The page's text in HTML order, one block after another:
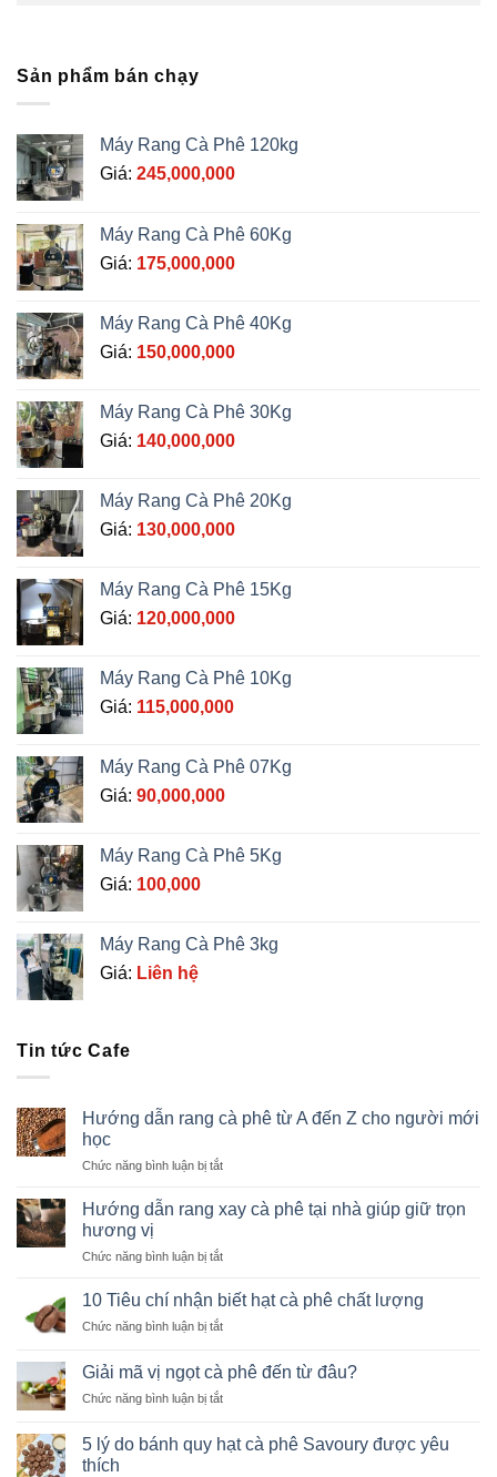
Sản phẩm bán chạy
Máy Rang Cà Phê 120kg
Giá: 245,000,000
Máy Rang Cà Phê 60Kg
Giá: 175,000,000
Máy Rang Cà Phê 40Kg
Giá: 150,000,000
Máy Rang Cà Phê 30Kg
Giá: 140,000,000
Máy Rang Cà Phê 20Kg
Giá: 130,000,000
Máy Rang Cà Phê 15Kg
Giá: 120,000,000
Máy Rang Cà Phê 10Kg
Giá: 115,000,000
Máy Rang Cà Phê 07Kg
Giá: 90,000,000
Máy Rang Cà Phê 5Kg
Giá: 100,000
Máy Rang Cà Phê 3kg
Giá: Liên hệ
Tin tức Cafe
Hướng dẫn rang cà phê từ A đến Z cho người mới
học
Chức năng bình luận bị tắtở
rang
phê
A
Z
người
Hướng dẫn rang xay cà phê tại nhà giúp giữ trọn
hương vị
Chức năng bình luận bị tắtở
dẫn
xay
phê
nhà
giữ
10 Tiêu chí nhận biết hạt cà phê chất lượng
Chức năng bình luận bị tắtở
Tiêu
chí
nhận
hạt
cà
Giải mã vị ngọt cà phê đến từ đâu?
Chức năng bình luận bị tắtở
vị
5 lý do bánh quy hạt cà phê Savoury được yêu
thích